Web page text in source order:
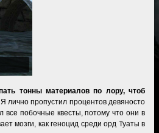
тонны материалов по лору, чтоб
лично пропустил процентов девяносто
все побочные квесты, потому что они в
мозги, как геноцид среди орд Туаты в